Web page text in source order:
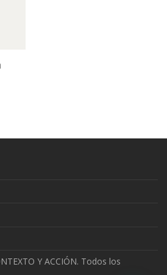
Y ACCIÓN. Todos los